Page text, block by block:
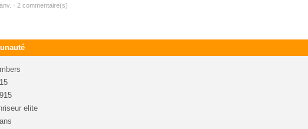
· 2 commentaire(s)
elite